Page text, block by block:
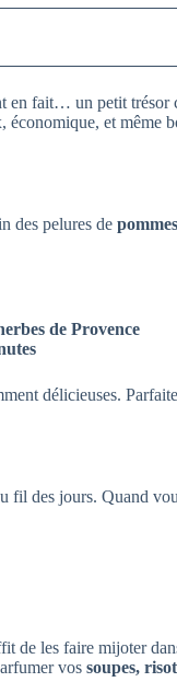
en fait… un petit trésor
économique, et même
des pelures de
de Provence
délicieuses.
fil des jours. Quand
de les faire mijoter
vos soupes,